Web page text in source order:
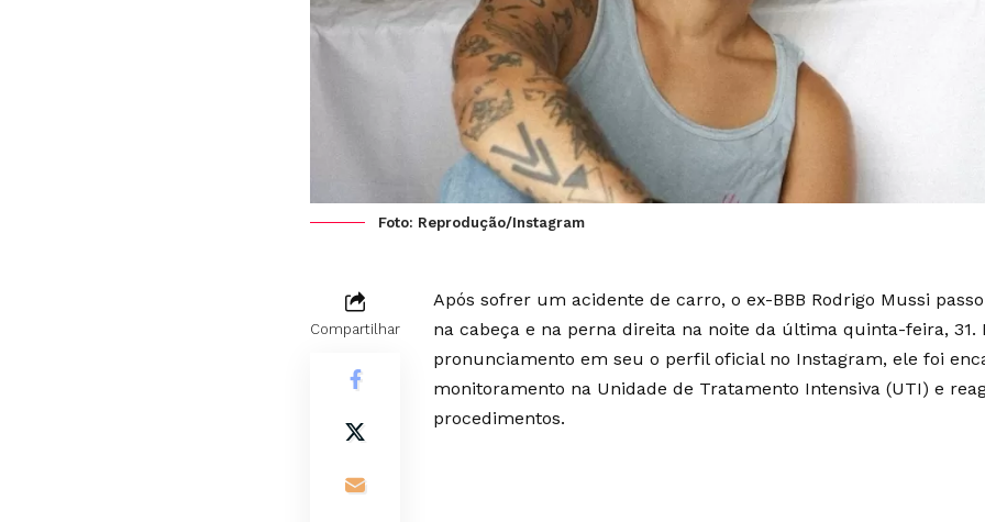
Foto: Reprodução/Instagram
Compartilhar
Após sofrer um acidente de carro, o ex-BBB Rodrigo Mussi
na cabeça e na perna direita na noite da última quinta-feira, 31.
pronunciamento em seu o perfil oficial no Instagram, ele foi
monitoramento na Unidade de Tratamento Intensiva (UTI) e
procedimentos.